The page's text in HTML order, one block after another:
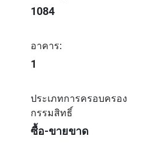
1084
อาคาร:
1
ประเภทการครอบครอง
กรรมสิทธิ์
ซื้อ-ขายขาด